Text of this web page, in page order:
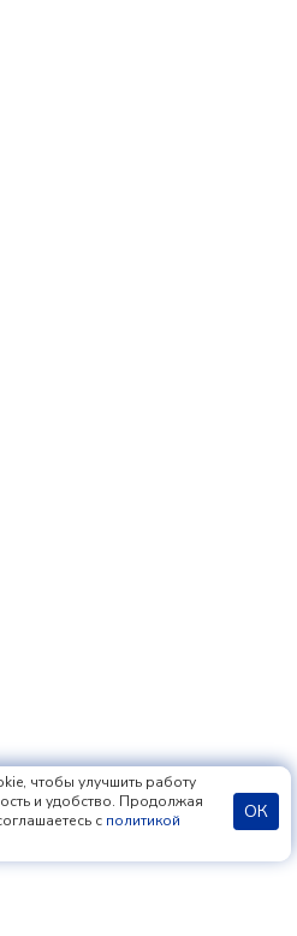
чтобы улучшить работу
и удобство. Продолжая
с политикой
ОК